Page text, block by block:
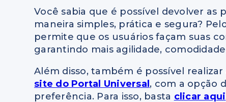
Você sabia que é possível devolver as
maneira simples, prática e segura?
permite que os usuários façam suas
garantindo mais agilidade,
Além disso, também é possível
site do Portal Universal , com a opção
preferência. Para isso, basta clicar aqui